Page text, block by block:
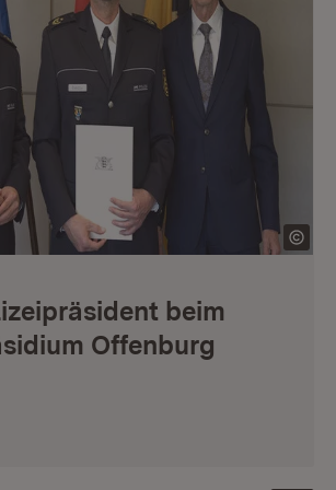
beim
Offenburg
in neuem Fenster)